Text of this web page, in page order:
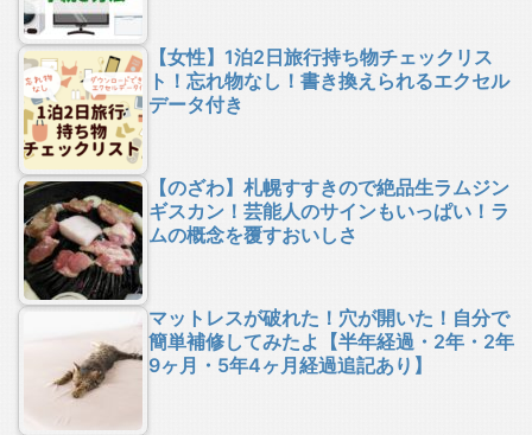
【女性】1泊2日旅行持ち物チェックリス
ト！忘れ物なし！書き換えられるエクセル
データ付き
【のざわ】札幌すすきので絶品生ラムジン
ギスカン！芸能人のサインもいっぱい！ラ
ムの概念を覆すおいしさ
マットレスが破れた！穴が開いた！自分で
簡単補修してみたよ【半年経過・2年・2年
9ヶ月・5年4ヶ月経過追記あり】